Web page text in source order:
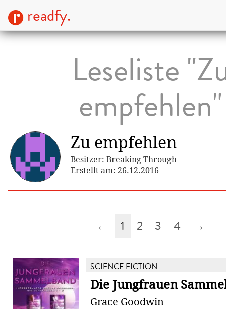
readfy.
Leseliste
empfehlen"
Zu empfehlen
Besitzer: Breaking Through
Erstellt am: 26.12.2016
← 1 2 3 4 →
SCIENCE FICTION
Die Jungfrauen
Grace Goodwin